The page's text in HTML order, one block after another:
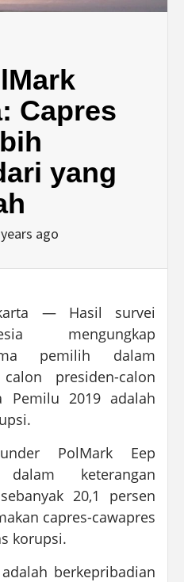
Capres
yang
ago
— Hasil survei
mengungkap
pemilih dalam
presiden-calon
Pemilu 2019 adalah
PolMark Eep
keterangan
20,1 persen
capres-cawapres
korupsi.
berkepribadian